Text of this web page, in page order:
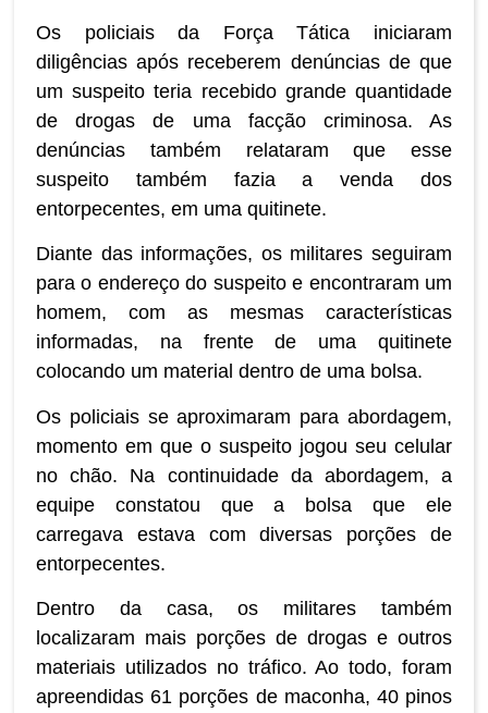
Os policiais da Força Tática iniciaram
diligências após receberem denúncias de que
um suspeito teria recebido grande quantidade
de drogas de uma facção criminosa. As
denúncias também relataram que esse
suspeito também fazia a venda dos
entorpecentes, em uma quitinete.
Diante das informações, os militares seguiram
para o endereço do suspeito e encontraram um
homem, com as mesmas características
informadas, na frente de uma quitinete
colocando um material dentro de uma bolsa.
Os policiais se aproximaram para abordagem,
momento em que o suspeito jogou seu celular
no chão. Na continuidade da abordagem, a
equipe constatou que a bolsa que ele
carregava estava com diversas porções de
entorpecentes.
Dentro da casa, os militares também
localizaram mais porções de drogas e outros
materiais utilizados no tráfico. Ao todo, foram
apreendidas 61 porções de maconha, 40 pinos